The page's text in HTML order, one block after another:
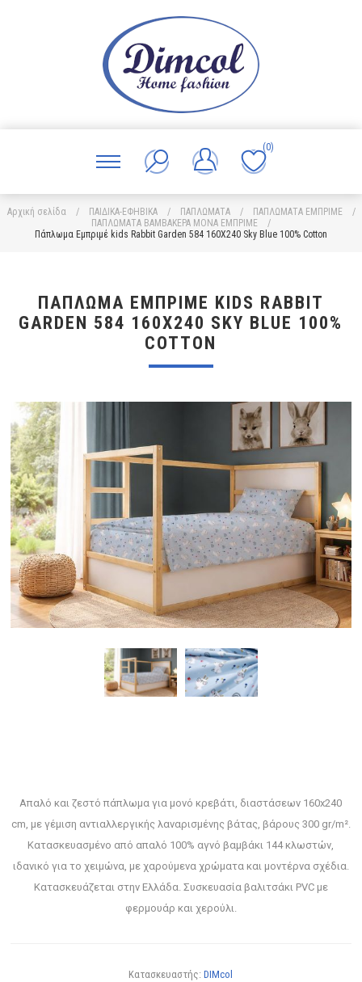
(0)
Αρχική σελίδα / ΠΑΙΔΙΚΑ-ΕΦΗΒΙΚΑ / ΠΑΠΛΩΜΑΤΑ / ΠΑΠΛΩΜΑΤΑ ΕΜΠΡΙΜΕ
/
ΠΑΠΛΩΜΑΤΑ ΒΑΜΒΑΚΕΡΑ ΜΟΝΑ ΕΜΠΡΙΜΕ
/
Πάπλωμα Εμπριμέ kids Rabbit Garden 584 160X240 Sky Blue 100% Cotton
ΠΆΠΛΩΜΑ ΕΜΠΡΙΜΈ KIDS RABBIT
GARDEN 584 160X240 SKY BLUE 100%
COTTON
Απαλό και ζεστό πάπλωμα για μονό κρεβάτι, διαστάσεων 160x240
cm, με γέμιση αντιαλλεργικής λαναρισμένης βάτας, βάρους 300 gr/m².
Κατασκευασμένο από απαλό 100% αγνό βαμβάκι 144 κλωστών,
ιδανικό για το χειμώνα, με χαρούμενα χρώματα και μοντέρνα σχέδια.
Κατασκευάζεται στην Ελλάδα. Συσκευασία βαλιτσάκι PVC με
φερμουάρ και χερούλι.
Κατασκευαστής: DIMcol